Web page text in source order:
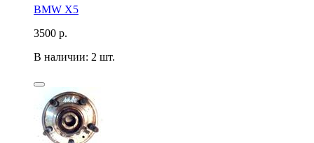
BMW X5
3500 р.
В наличии: 2 шт.